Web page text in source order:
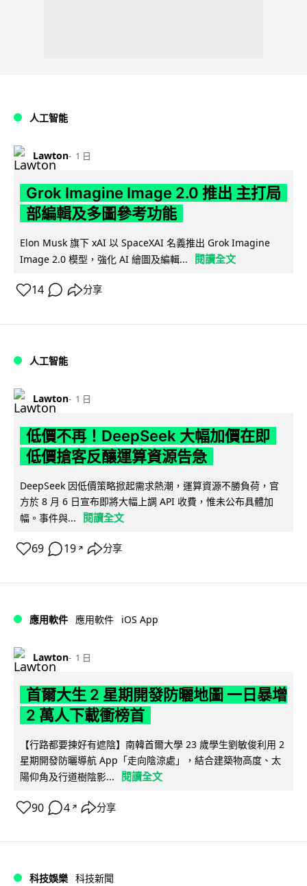
人工智能
Lawton 1 日
Grok Imagine Image 2.0 推出 主打局
部編輯及多圖參考功能
Elon Musk 旗下 xAI 以 SpaceXAI 名義推出 Grok Imagine
Image 2.0 模型，強化 AI 繪圖及編輯...
閱讀全文
14 分享
人工智能
Lawton 1 日
低價不再！DeepSeek 大幅加價在即
低價搶客反釀運算資源告急
DeepSeek 因低價策略掀起需求熱潮，運算資源不勝負荷，官
方於 8 月 6 日宣布即將大幅上調 API 收費，惟未公布具體加
幅。事件與...
閱讀全文
69 19 ↗ 分享
應用軟件 應用軟件 iOS App
Lawton 1 日
首爾大生 2 星期開發防曬地圖 一日暴增
2 萬人下載衝榜首
【行路都要揀好有遮陰】南韓首爾大學 23 歲學生劉敏俊利用 2
星期開發防曬導航 App「走向陰涼處」，結合建築物高度、太
陽仰角及行道樹陰影...
閱讀全文
90 4 ↗ 分享
科技娛樂 科技新聞